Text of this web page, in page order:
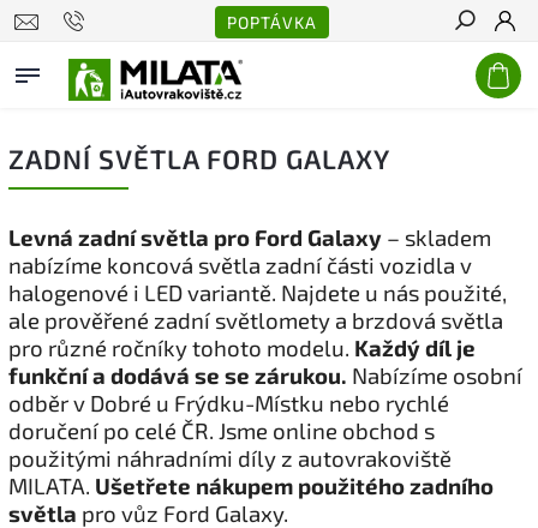
POPTÁVKA
Hledat
ZADNÍ SVĚTLA FORD GALAXY
Levná zadní světla pro Ford Galaxy – skladem
nabízíme koncová světla zadní části vozidla v
halogenové i LED variantě. Najdete u nás použité,
ale prověřené zadní světlomety a brzdová světla
pro různé ročníky tohoto modelu. Každý díl je
funkční a dodává se se zárukou. Nabízíme osobní
odběr v Dobré u Frýdku-Místku nebo rychlé
doručení po celé ČR. Jsme online obchod s
použitými náhradními díly z autovrakoviště
MILATA. Ušetřete nákupem použitého zadního
světla pro vůz Ford Galaxy.